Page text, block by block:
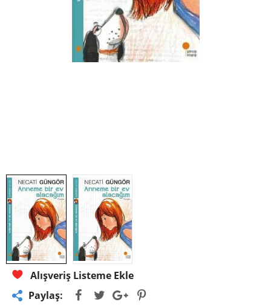
Alışveriş Listeme Ekle
Paylaş: